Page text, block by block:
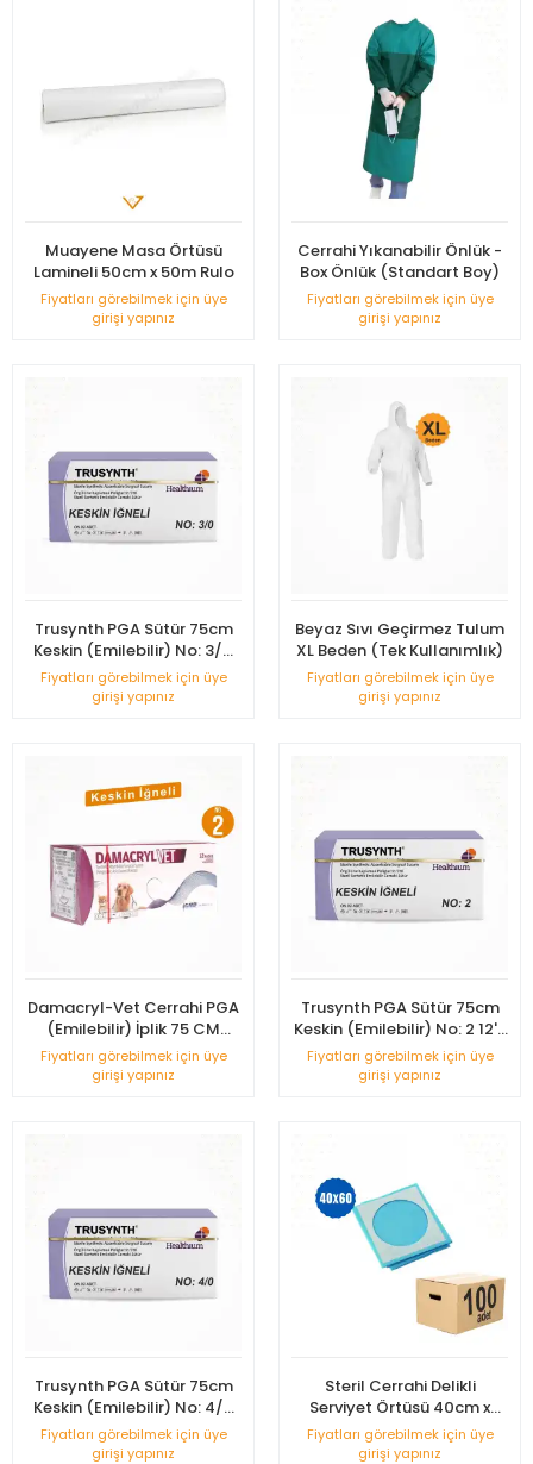
Muayene Masa Örtüsü
Lamineli 50cm x 50m Rulo
Fiyatları görebilmek için üye
girişi yapınız
Cerrahi Yıkanabilir Önlük -
Box Önlük (Standart Boy)
Fiyatları görebilmek için üye
girişi yapınız
Trusynth PGA Sütür 75cm
Keskin (Emilebilir) No: 3/0
12'li Kutu
Fiyatları görebilmek için üye
girişi yapınız
Beyaz Sıvı Geçirmez Tulum
XL Beden (Tek Kullanımlık)
Fiyatları görebilmek için üye
girişi yapınız
Damacryl-Vet Cerrahi PGA
(Emilebilir) İplik 75 CM
Keskin İğneli 12'li Paket No: 2
Fiyatları görebilmek için üye
girişi yapınız
Trusynth PGA Sütür 75cm
Keskin (Emilebilir) No: 2 12'li
Kutu
Fiyatları görebilmek için üye
girişi yapınız
Trusynth PGA Sütür 75cm
Keskin (Emilebilir) No: 4/0
12'li Kutu
Fiyatları görebilmek için üye
girişi yapınız
Steril Cerrahi Delikli
Serviyet Örtüsü 40cm x
60cm - 100 Adet
Fiyatları görebilmek için üye
girişi yapınız